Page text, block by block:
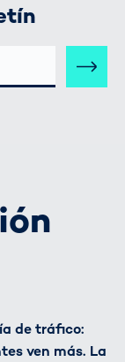
de tráfico:
ven más. La